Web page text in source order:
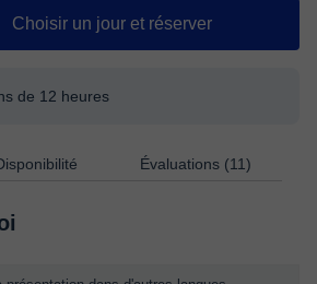
Choisir un jour et réserver
de 12 heures
Évaluations (11)